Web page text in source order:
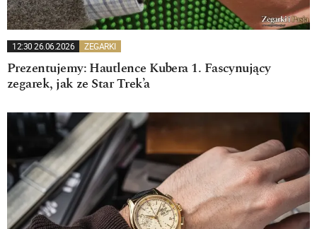
12:30 26.06.2026 ZEGARKI
Prezentujemy: Hautlence Kubera 1. Fascynujący
zegarek, jak ze Star Trek’a